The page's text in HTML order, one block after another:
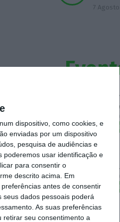
dispositivo, como cookies, e
enviadas por um dispositivo
pesquisa de audiências e
poderemos usar identificação e
para consentir o
descrito acima. Em
antes de consentir
dados pessoais poderá
As suas preferências
retirar seu consentimento a
7
14/
07/